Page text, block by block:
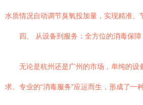
水质情况自动调节臭氧投加量，实现精准、
四、 从设备到服务：全方位的消毒保障
无论是杭州还是广州的市场，单纯的设
求。专业的“消毒服务”应运而生，形成了一